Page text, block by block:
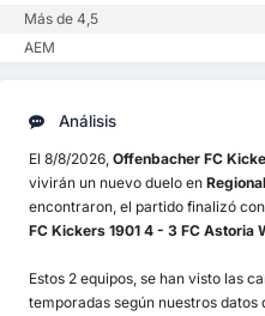
Más de 4,5
AEM
Análisis
El 8/8/2026, Offenbacher FC
vivirán un nuevo duelo en
encontraron, el partido finalizó
FC Kickers 1901 4 - 3 FC Astoria
Estos 2 equipos, se han visto las
temporadas según nuestros datos